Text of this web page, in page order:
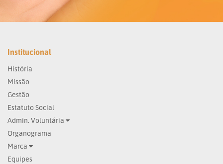
Institucional
História
Missão
Gestão
Estatuto Social
Admin. Voluntária
Organograma
Marca
Equipes